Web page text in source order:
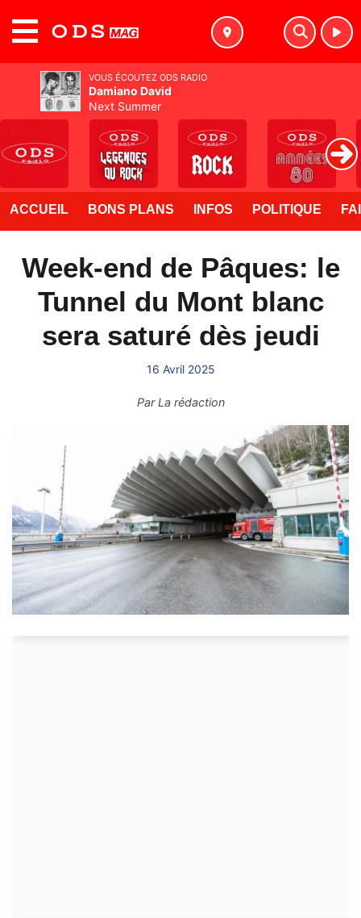
ACCUEIL BONS PLANS INFOS POLITIQUE
Week-end de Pâques: le
Tunnel du Mont blanc
sera saturé dès jeudi
16 Avril 2025
ParLa rédaction
VOUS ÉCOUTEZ ODS RADIO
Damiano David
Next Summer